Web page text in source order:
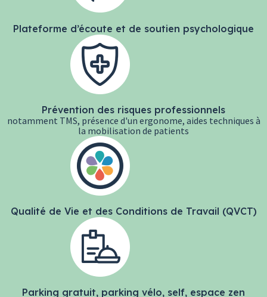
Plateforme d’écoute et de soutien psychologique
Prévention des risques professionnels
notamment TMS, présence d'un ergonome, aides techniques à
la mobilisation de patients
Qualité de Vie et des Conditions de Travail (QVCT)
Parking gratuit, parking vélo, self, espace zen